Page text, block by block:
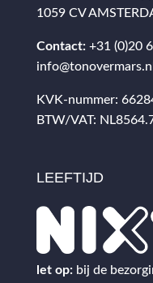
1059 CV
Contact: +31 (0)20
info@tonovermars.nl
KVK-nummer:
BTW/VAT:
LEEFTIJD
let op: bij de